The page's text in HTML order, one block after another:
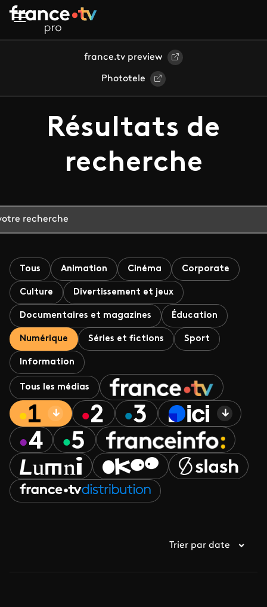
Aller au contenu principal
france.tv preview
Phototele
Résultats de
recherche
Tous Animation Cinéma Corporate
Culture Divertissement et jeux
Documentaires et magazines Éducation
Numérique Séries et fictions Sport
Information
Tous les médias
Trier par date